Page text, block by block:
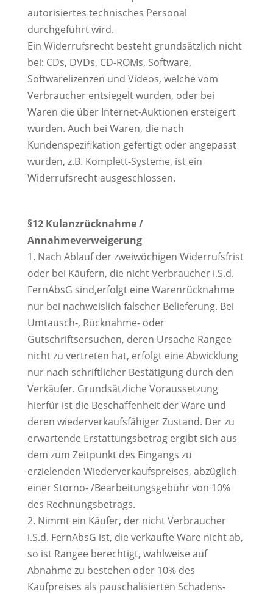
autorisiertes technisches Personal
durchgeführt wird.
Ein Widerrufsrecht besteht grundsätzlich nicht
bei: CDs, DVDs, CD-ROMs, Software,
Softwarelizenzen und Videos, welche vom
Verbraucher entsiegelt wurden, oder bei
Waren die über Internet-Auktionen ersteigert
wurden. Auch bei Waren, die nach
Kundenspezifikation gefertigt oder angepasst
wurden, z.B. Komplett-Systeme, ist ein
Widerrufsrecht ausgeschlossen.
§12 Kulanzrücknahme /
Annahmeverweigerung
1. Nach Ablauf der zweiwöchigen Widerrufsfrist
oder bei Käufern, die nicht Verbraucher i.S.d.
FernAbsG sind,erfolgt eine Warenrücknahme
nur bei nachweislich falscher Belieferung. Bei
Umtausch-, Rücknahme- oder
Gutschriftsersuchen, deren Ursache Rangee
nicht zu vertreten hat, erfolgt eine Abwicklung
nur nach schriftlicher Bestätigung durch den
Verkäufer. Grundsätzliche Voraussetzung
hierfür ist die Beschaffenheit der Ware und
deren wiederverkaufsfähiger Zustand. Der zu
erwartende Erstattungsbetrag ergibt sich aus
dem zum Zeitpunkt des Eingangs zu
erzielenden Wiederverkaufspreises, abzüglich
einer Storno- /Bearbeitungsgebühr von 10%
des Rechnungsbetrags.
2. Nimmt ein Käufer, der nicht Verbraucher
i.S.d. FernAbsG ist, die verkaufte Ware nicht ab,
so ist Rangee berechtigt, wahlweise auf
Abnahme zu bestehen oder 10% des
Kaufpreises als pauschalisierten Schadens-